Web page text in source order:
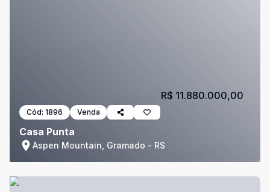
Cód: 1896 Venda
Casa Punta
Aspen Mountain, Gramado - RS
R$ 11.880.000,00